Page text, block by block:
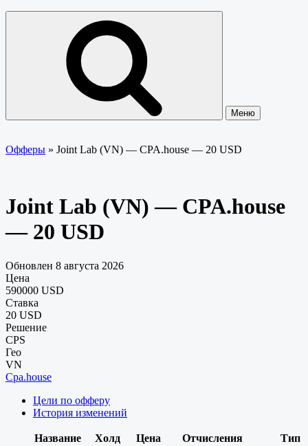
Меню
Офферы » Joint Lab (VN) — CPA.house — 20 USD
Joint Lab (VN) — CPA.house
— 20 USD
Обновлен 8 августа 2026
Цена
590000 USD
Ставка
20 USD
Решение
CPS
Гео
VN
Cpa.house
Цели по офферу
История изменений
Название Холд Цена Отчисления
Тип